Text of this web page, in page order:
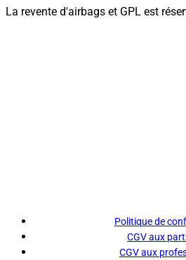
La revente d'airbags et GPL est
Politique de
CGV aux
CGV aux